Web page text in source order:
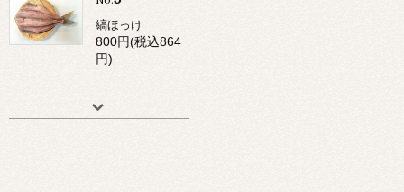
縞ほっけ
800円(税込864
円)